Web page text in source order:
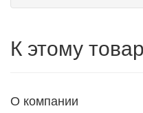
К этому
О компании